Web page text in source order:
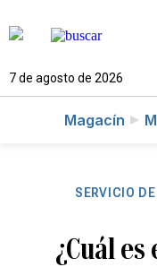
7 de agosto de 2026
Magacín
SERVICIO
¿Cuál